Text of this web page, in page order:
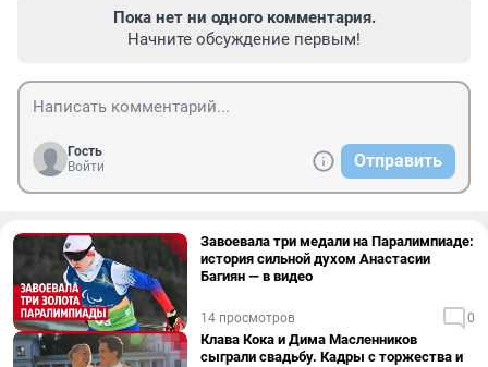
Пока нет ни одного комментария.
Начните обсуждение первым!
Гость
Войти
Отправить
Завоевала три медали на Паралимпиаде:
история сильной духом Анастасии
Багиян — в видео
14 просмотров 0
Клава Кока и Дима Масленников
сыграли свадьбу. Кадры с торжества и